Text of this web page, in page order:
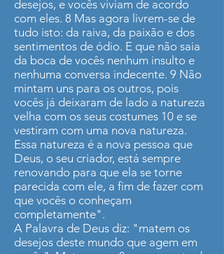
desejos, e vocês viviam de acordo
com eles. 8 Mas agora livrem-se de
tudo isto: da raiva, da paixão e dos
sentimentos de ódio. E que não saia
da boca de vocês nenhum insulto e
nenhuma conversa indecente. 9 Não
mintam uns para os outros, pois
vocês já deixaram de lado a natureza
velha com os seus costumes 10 e se
vestiram com uma nova natureza.
Essa natureza é a nova pessoa que
Deus, o seu criador, está sempre
renovando para que ela se torne
parecida com ele, a fim de fazer com
que vocês o conheçam
completamente".
A Palavra de Deus diz: "matem os
desejos deste mundo que agem em